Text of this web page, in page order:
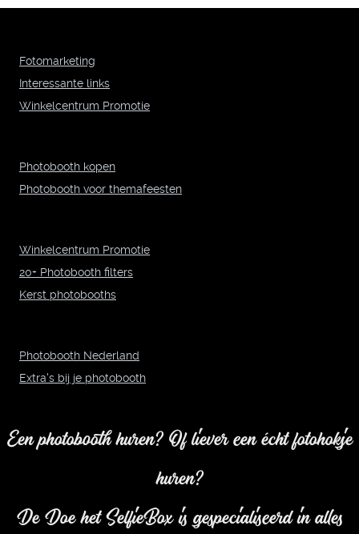
Fotomarketing
Interessante links
Winkelcentrum Promotie
Photobooth kopen
Photobooth voor themafeesten
Winkelcentrum Promotie
20+ Photobooth filters
Kerst photobooths
Photobooth Nederland
Extra's bij je photobooth
Een photobooth huren? Of liever een écht fotohokje
huren?
De Doe het SelfieBox is gespecialiseerd in alles